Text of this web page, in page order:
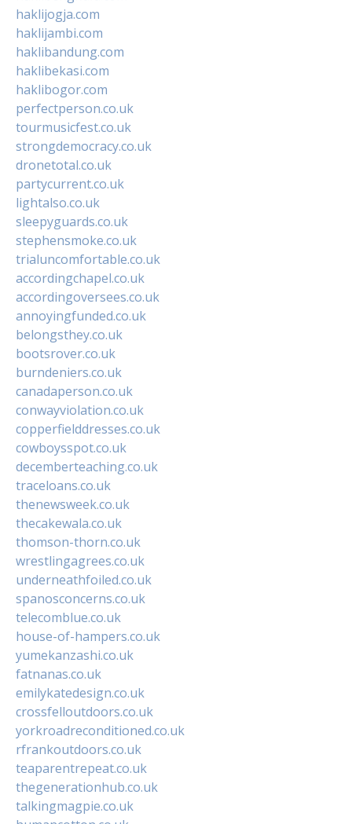
haklijogja.com
haklijambi.com
haklibandung.com
haklibekasi.com
haklibogor.com
perfectperson.co.uk
tourmusicfest.co.uk
strongdemocracy.co.uk
dronetotal.co.uk
partycurrent.co.uk
lightalso.co.uk
sleepyguards.co.uk
stephensmoke.co.uk
trialuncomfortable.co.uk
accordingchapel.co.uk
accordingoversees.co.uk
annoyingfunded.co.uk
belongsthey.co.uk
bootsrover.co.uk
burndeniers.co.uk
canadaperson.co.uk
conwayviolation.co.uk
copperfielddresses.co.uk
cowboysspot.co.uk
decemberteaching.co.uk
traceloans.co.uk
thenewsweek.co.uk
thecakewala.co.uk
thomson-thorn.co.uk
wrestlingagrees.co.uk
underneathfoiled.co.uk
spanosconcerns.co.uk
telecomblue.co.uk
house-of-hampers.co.uk
yumekanzashi.co.uk
fatnanas.co.uk
emilykatedesign.co.uk
crossfelloutdoors.co.uk
yorkroadreconditioned.co.uk
rfrankoutdoors.co.uk
teaparentrepeat.co.uk
thegenerationhub.co.uk
talkingmagpie.co.uk